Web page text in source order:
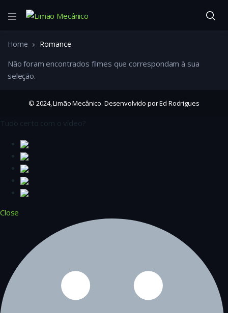
Home Romance
Não foram encontrados filmes que correspondam à sua
seleção.
© 2024, Limão Mecânico. Desenvolvido por Ed Rodrigues
Tudo certo com o vídeo?
Close